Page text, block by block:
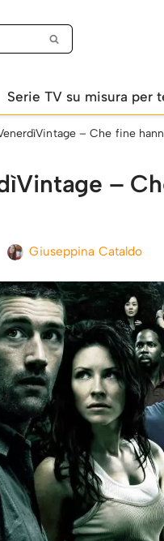
Serie TV su misura per
– Che fine
–
Giuseppina Cataldo